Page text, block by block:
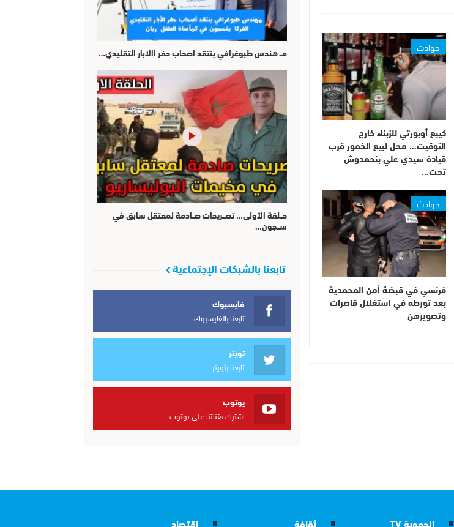
حوادث
كيبع أوبورتي للزبناء خارج
التوقيت… محل لبيع الخمور قرب
قيادة سيدي علي بنحمدوش
تحت…
حوادث
فرنسي في قبضة أمن المحمدية
بعد تورطه في استغلال قاصرات
وتصويرهن
مــ هندس طبوغرافي ينتقد اصحاب حفر االابار التقليدي…
حــلقة الأولى… تصــريحات صــادمة لمعتقل سابق في
ســجون…
تابعنا بالشبكات الإجتماعية
فايسبوك
تابعنا بالفايسبوك
تويتر
تابعنا بتويتر
يوتوب
اشترك بقناتنا على يوتوب
الجهوية TV ثقافة إقتصاد